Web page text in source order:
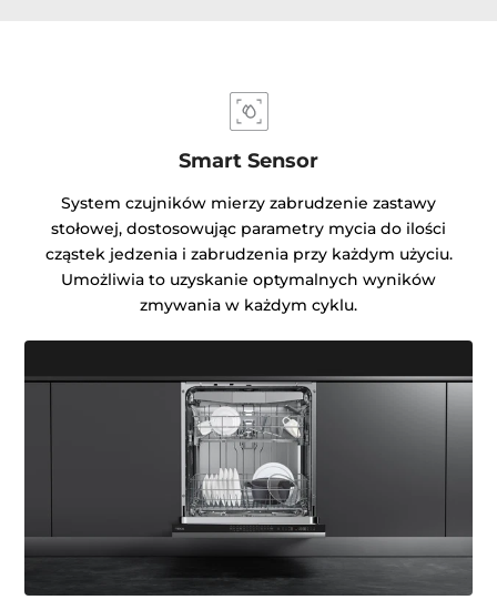
Smart Sensor
System czujników mierzy zabrudzenie zastawy
stołowej, dostosowując parametry mycia do ilości
cząstek jedzenia i zabrudzenia przy każdym użyciu.
Umożliwia to uzyskanie optymalnych wyników
zmywania w każdym cyklu.